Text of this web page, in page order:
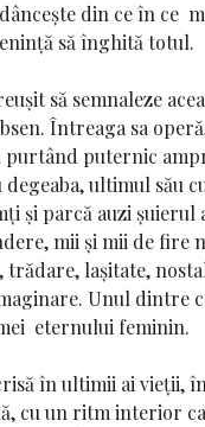
din ce în ce
să înghită totul.
să semnaleze
. Întreaga sa
puternic
ultimul său
și parcă auzi
mii și mii de
lașitate,
Unul dintre
eternului feminin.
în ultimii ai vieții,
cu un ritm interior